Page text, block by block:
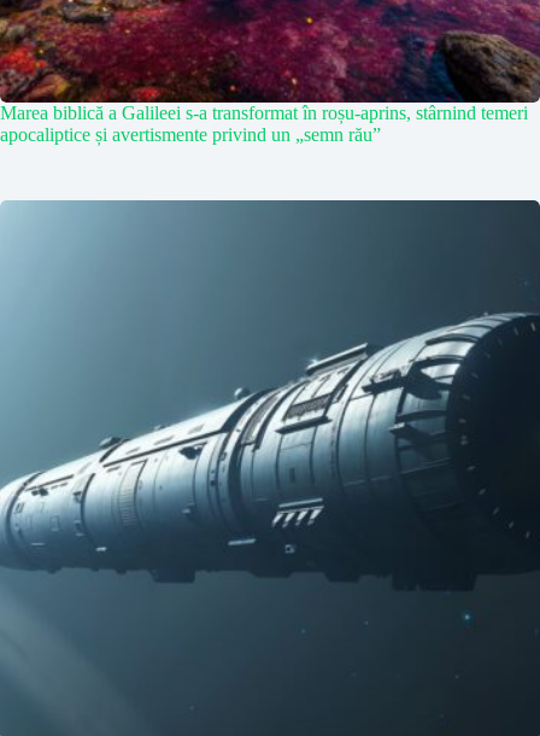
Marea biblică a Galileei s-a transformat în roșu-aprins, stârnind temeri
apocaliptice și avertismente privind un „semn rău”